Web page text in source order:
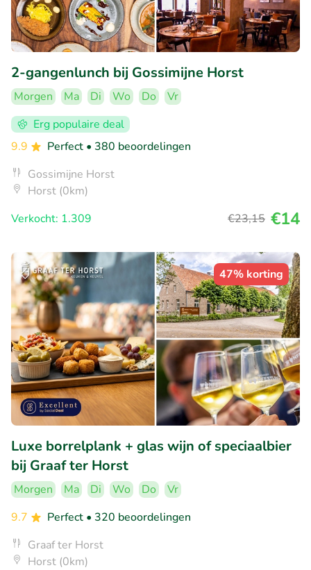
2-gangenlunch bij Gossimijne Horst
Morgen Ma Di Wo Do
Vr
Erg populaire deal
9.9
Perfect • 380 beoordelingen
Gossimijne Horst
Horst (0km)
Verkocht: 1.309
€23,15 €14
47% korting
Luxe borrelplank + glas wijn of speciaalbier
bij Graaf ter Horst
Morgen Ma Di Wo Do
Vr
9.7
Perfect • 320 beoordelingen
Graaf ter Horst
Horst (0km)